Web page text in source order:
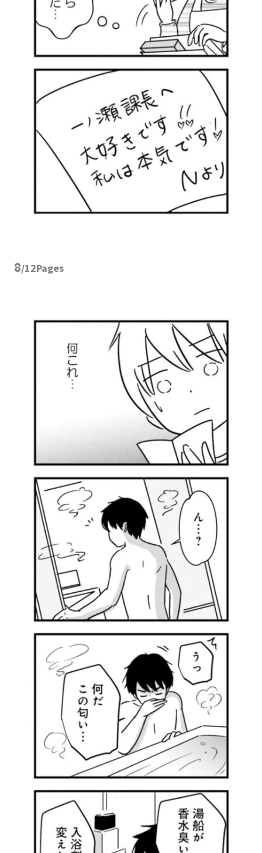
8/12Pages